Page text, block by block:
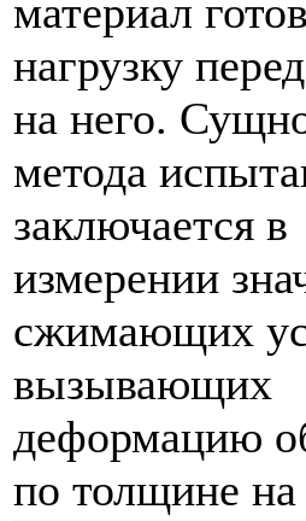
материал
нагрузку
на него.
метода
заключается в
измерении
сжимающих
вызывающих
деформацию
по толщине на